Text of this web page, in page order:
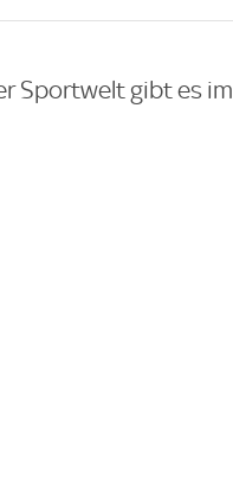
Sportwelt gibt es im